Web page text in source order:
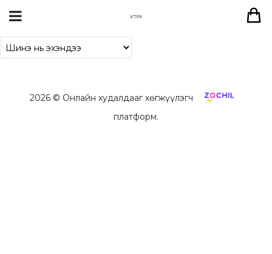
2026© Онлайн худалдааг хөгжүүлэгч
платформ.